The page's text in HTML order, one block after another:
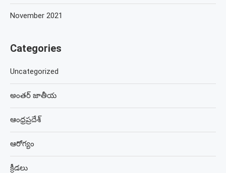
November 2021
Categories
Uncategorized
అంతర్ జాతీయ
ఆంధ్రప్రదేశ్
ఆరోగ్యం
క్రీడలు